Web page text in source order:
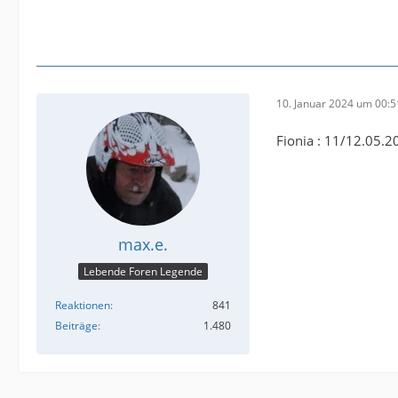
max.e.
Lebende Foren Legende
Reaktionen
841
Beiträge
1.480
10. Januar 2024 um
Fionia : 11/